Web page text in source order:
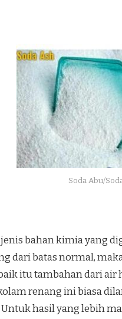
Soda Abu/
bahan kimia yang
dari batas normal,
itu tambahan dari air
renang ini biasa
hasil yang lebih